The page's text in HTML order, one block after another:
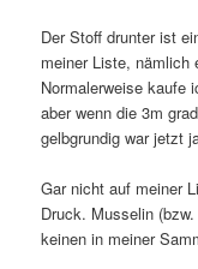
Der Stoff drunter ist
meiner Liste, nämlich
Normalerweise kaufe
aber wenn die 3m
gelbgrundig war jetzt
Gar nicht auf meiner
Druck. Musselin
keinen in meiner